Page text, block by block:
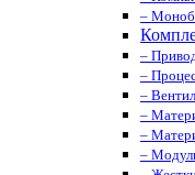
–
–
–
–
–
–
–